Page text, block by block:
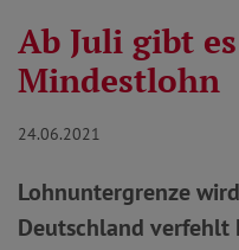
Ab Juli gibt
Mindestlohn
24.06.2021
Lohnuntergrenze
Deutschland verfehlt